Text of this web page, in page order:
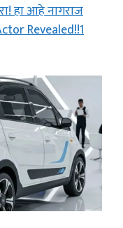
हा आहे नागराज
Revealed!!1